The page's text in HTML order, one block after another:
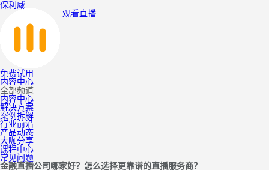
保利威
观看直播
免费试用
内容中心
全部频道
内容中心
解决方案
案例拆解
行业前沿
产品动态
大咖分享
课程中心
常见问题
金融直播公司哪家好？怎么选择更靠谱的直播服务商？